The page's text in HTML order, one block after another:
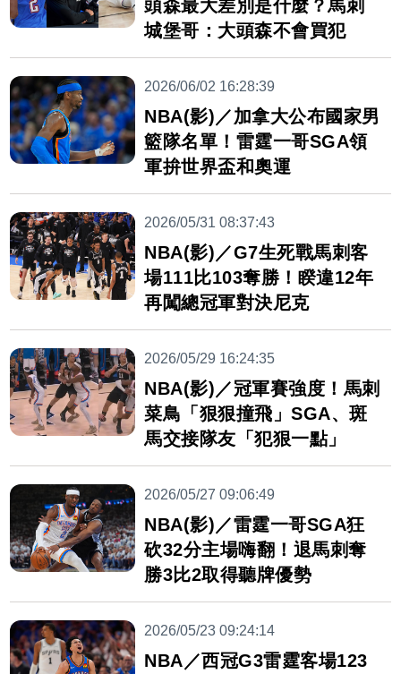
頭森最大差別是什麼？馬刺
城堡哥：大頭森不會買犯
2026/06/02 16:28:39
NBA(影)／加拿大公布國家男
籃隊名單！雷霆一哥SGA領
軍拚世界盃和奧運
2026/05/31 08:37:43
NBA(影)／G7生死戰馬刺客
場111比103奪勝！睽違12年
再闖總冠軍對決尼克
2026/05/29 16:24:35
NBA(影)／冠軍賽強度！馬刺
菜鳥「狠狠撞飛」SGA、斑
馬交接隊友「犯狠一點」
2026/05/27 09:06:49
NBA(影)／雷霆一哥SGA狂
砍32分主場嗨翻！退馬刺奪
勝3比2取得聽牌優勢
2026/05/23 09:24:14
NBA／西冠G3雷霆客場123